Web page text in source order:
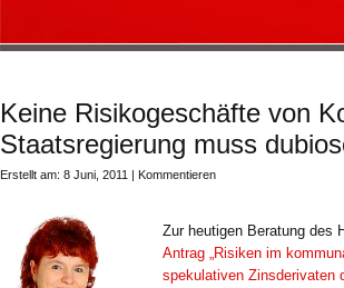
Keine Risikogeschäfte von
Staatsregierung muss
Erstellt am: 8 Juni, 2011 | Kommentieren
Zur heutigen Beratung des
Antrag „Risiken im
spekulativen Zinsderivaten